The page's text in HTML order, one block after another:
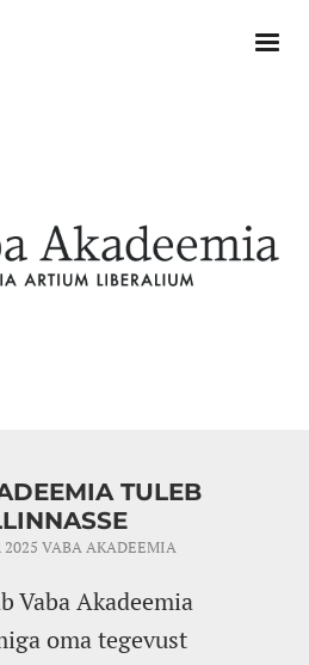
TULEB
2025 VABA AKADEEMIA
Vaba Akadeemia
oma tegevust